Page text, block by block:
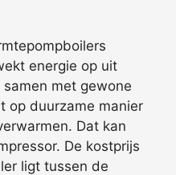
energie op uit
met gewone
op duurzame manier
Dat kan
De kostprijs
ligt tussen de